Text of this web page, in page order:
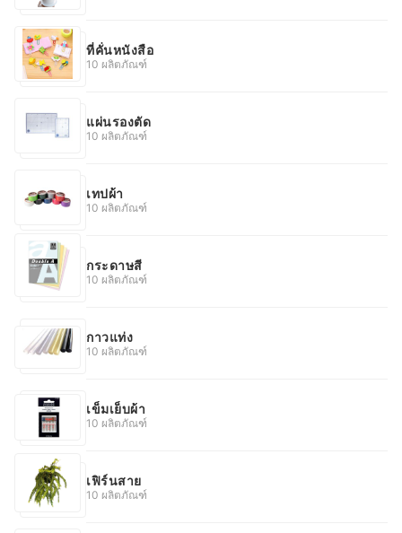
ที่คั่นหนังสือ
10 ผลิตภัณฑ์
แผ่นรองตัด
10 ผลิตภัณฑ์
เทปผ้า
10 ผลิตภัณฑ์
กระดาษสี
10 ผลิตภัณฑ์
กาวแท่ง
10 ผลิตภัณฑ์
เข็มเย็บผ้า
10 ผลิตภัณฑ์
เฟิร์นสาย
10 ผลิตภัณฑ์